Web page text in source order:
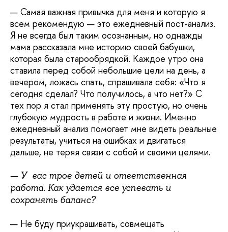
— Самая важная привычка для меня и которую я
всем рекомендую — это ежедневный пост-анализ.
Я не всегда был таким осознанным, но однажды
мама рассказала мне историю своей бабушки,
которая была старообрядкой. Каждое утро она
ставила перед собой небольшие цели на день, а
вечером, ложась спать, спрашивала себя: «Что я
сегодня сделал? Что получилось, а что нет?» С
тех пор я стал применять эту простую, но очень
глубокую мудрость в работе и жизни. Именно
ежедневный анализ помогает мне видеть реальные
результаты, учиться на ошибках и двигаться
дальше, не теряя связи с собой и своими целями.
— У вас трое детей и ответственная
работа. Как удается все успевать и
сохранять баланс?
— Не буду приукрашивать, совмещать